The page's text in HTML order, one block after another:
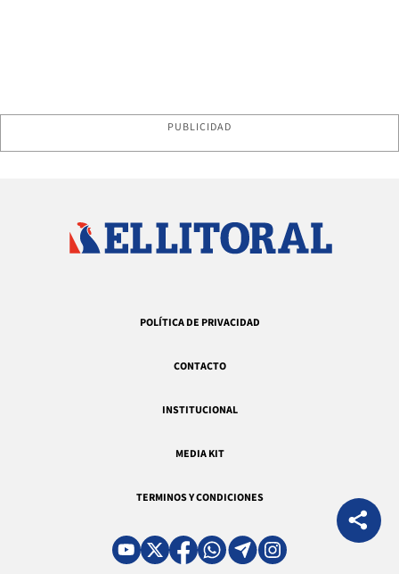
PUBLICIDAD
POLÍTICA DE PRIVACIDAD
CONTACTO
INSTITUCIONAL
MEDIA KIT
TERMINOS Y CONDICIONES